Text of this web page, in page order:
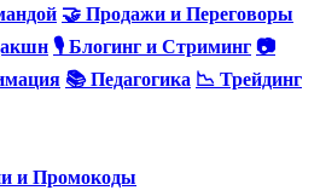
🤝 Продажи и Переговоры
🎙 Блогинг и Стриминг 📷
📚 Педагогика 📉 Трейдинг
и Промокоды